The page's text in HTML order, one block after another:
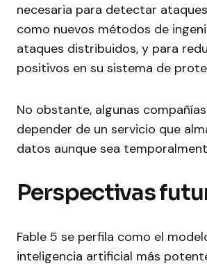
necesaria para detectar
como nuevos métodos de
ataques distribuidos, y para
positivos en su sistema de
No obstante, algunas
depender de un servicio que
datos aunque sea
Perspectivas
Fable 5 se perfila como el
inteligencia artificial más